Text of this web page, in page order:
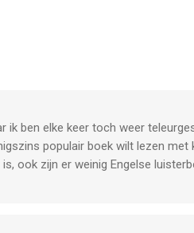
waaronder sneller laden
ik ben elke keer toch weer
populair boek wilt lezen
ook zijn er weinig Engelse